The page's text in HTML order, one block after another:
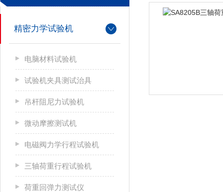
精密力学试验机
电脑材料试验机
试验机夹具测试治具
吊杆阻尼力试验机
微动摩擦测试机
电磁阀力学行程试验机
三轴荷重行程试验机
荷重回弹力测试仪